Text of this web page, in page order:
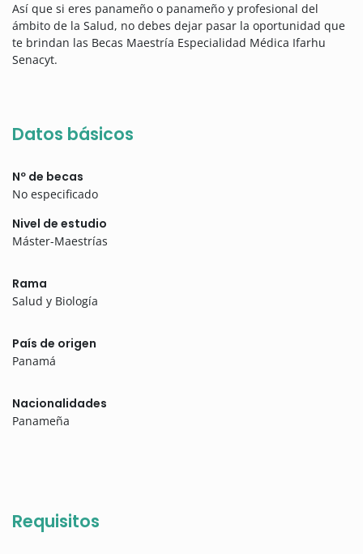
Así que si eres panameño o panameño y profesional del
ámbito de la Salud, no debes dejar pasar la oportunidad que
te brindan las Becas Maestría Especialidad Médica Ifarhu
Senacyt.
Datos básicos
Nº de becas
No especificado
Nivel de estudio
Máster-Maestrías
Rama
Salud y Biología
País de origen
Panamá
Nacionalidades
Panameña
Requisitos